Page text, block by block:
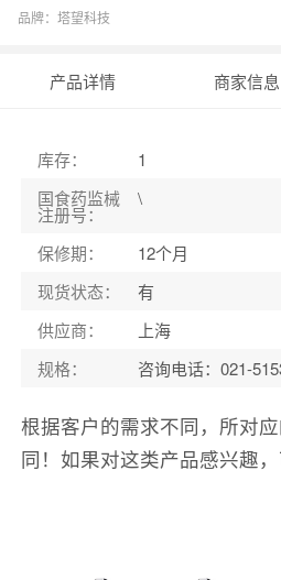
品牌： 塔望科技
产品详情 商家信息
库存：
1
国食药监械
注册号：
\
保修期：
12个月
现货状态：
有
供应商：
上海
规格： 咨询电话：021-
根据客户的需求不同，所对
同！如果对这类产品感兴趣